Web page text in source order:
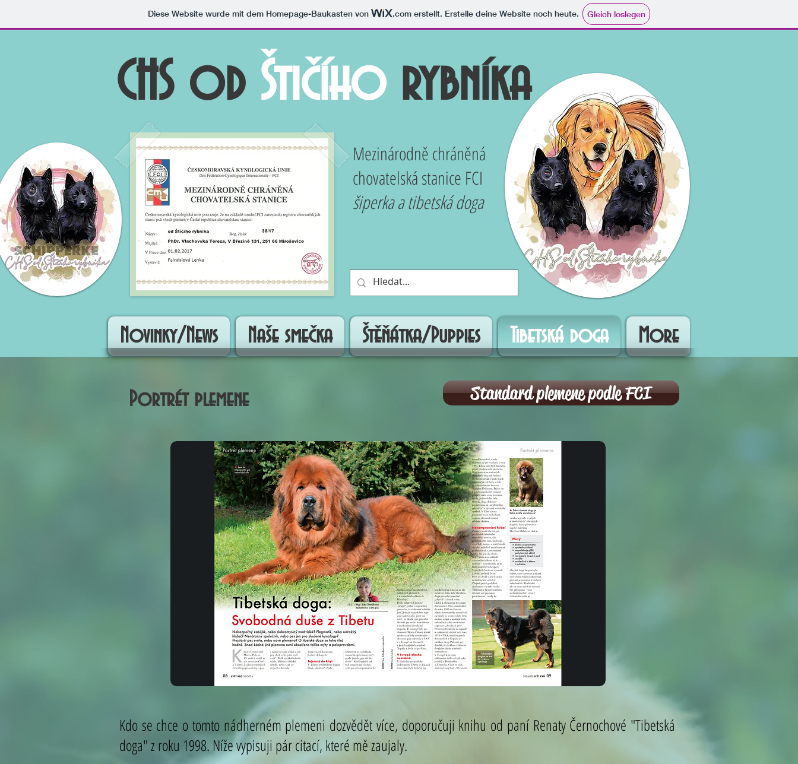
Diese Website wurde mit dem Homepage-Baukasten von .com erstellt. Erstelle deine Website noch heute. Gleich loslegen
CHS od Štičího rybníka
Mezinárodně chráněná
chovatelská stanice FCI
šiperka a tibetská doga
Novinky/News Naše smečka Štěňátka/Puppies Tibetská doga More
Portrét plemene Standard plemene podle FCI
Kdo se chce o tomto nádherném plemeni dozvědět více, doporučuji knihu od paní Renaty Černochové "Tibetská
doga" z roku 1998. Níže vypisuji pár citací, které mě zaujaly.